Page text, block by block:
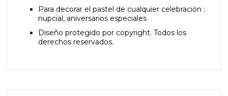
Para decorar el pastel de cualquier celebración :
nupcial, aniversarios especiales
Diseño protegido por copyright. Todos los
derechos reservados.